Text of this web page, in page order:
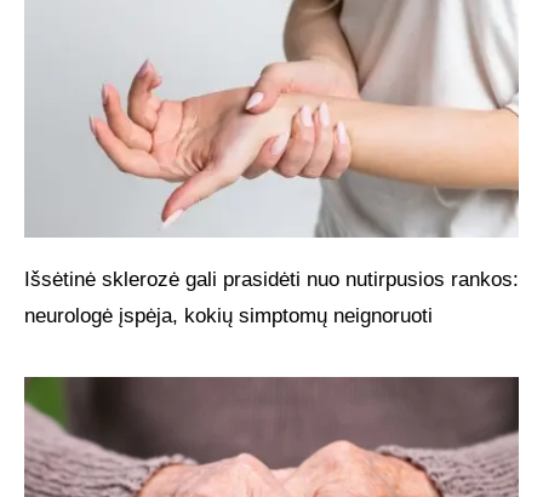
Išsėtinė sklerozė gali prasidėti nuo nutirpusios rankos:
neurologė įspėja, kokių simptomų neignoruoti